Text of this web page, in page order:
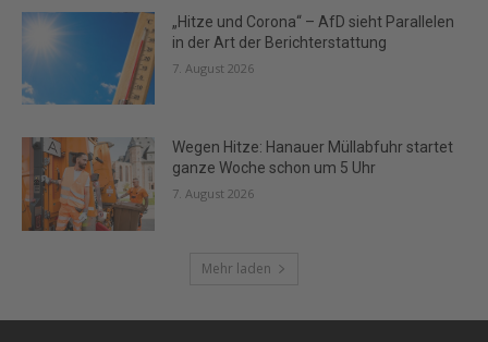
„Hitze und Corona“ – AfD sieht Parallelen
in der Art der Berichterstattung
7. August 2026
Wegen Hitze: Hanauer Müllabfuhr startet
ganze Woche schon um 5 Uhr
7. August 2026
Mehr laden